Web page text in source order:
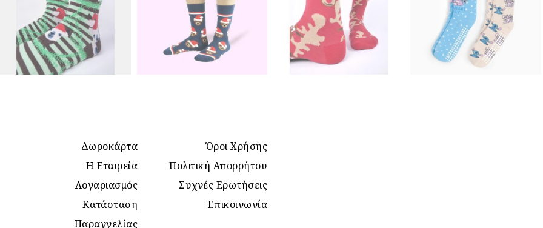
Δωροκάρτα
Η Εταιρεία
Λογαριασμός
Κατάσταση
Παραγγελίας
Όροι Χρήσης
Πολιτική Απορρήτου
Συχνές Ερωτήσεις
Επικοινωνία